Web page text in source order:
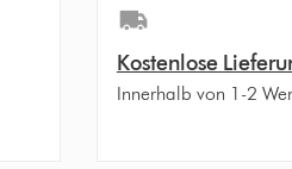
Kostenlose
Innerhalb von 1-2